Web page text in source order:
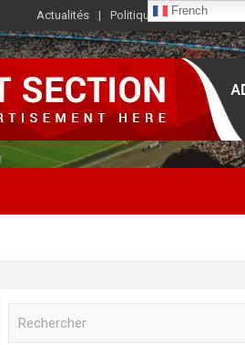
Actualités Politique de Confidentialité
French